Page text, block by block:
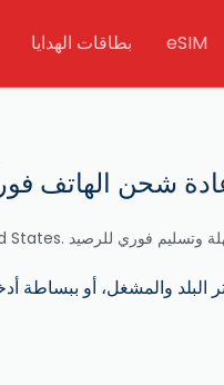
بطاقات الهدايا eSIM